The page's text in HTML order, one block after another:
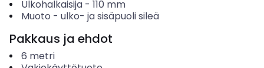
Ulkohalkaisija- 110 mm
Muoto - ulko- ja sisäpuoli sileä
Pakkaus ja ehdot
6 metri